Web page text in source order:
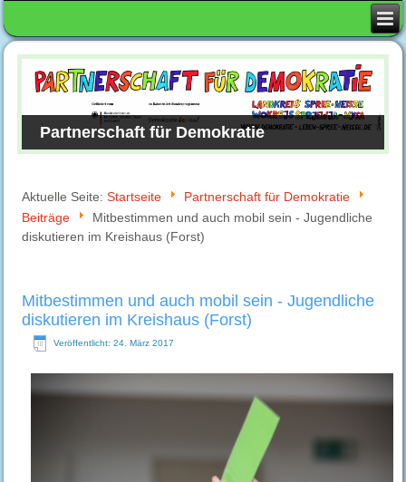
Partnerschaft für Demokratie
Aktuelle Seite:Startseite
Partnerschaft für Demokratie
Beiträge
Mitbestimmen und auch mobil sein - Jugendliche
diskutieren im Kreishaus (Forst)
Mitbestimmen und auch mobil sein - Jugendliche
diskutieren im Kreishaus (Forst)
Veröffentlicht: 24. März 2017